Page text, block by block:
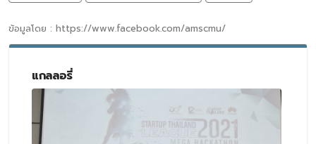
ข้อมูลโดย : https://www.facebook.com/amscmu/
แกลลอรี่